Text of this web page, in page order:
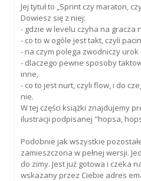
Jej tytuł to „Sprint czy maraton,
Dowiesz się z niej:
- gdzie w levelu czyha na gracza
- co to w ogóle jest takt, czyli
- na czym polega zwodniczy
- dlaczego pewne sposoby
inne,
- co to jest nurt, czyli flow, i do
nie.
W tej części książki znajdujemy
ilustracji podpisanej "hopsa,
Podobnie jak wszystkie
zamieszczona w pełnej wersji.
do zimy. Jest już gotowa i czeka
wskazany przez Ciebie adres